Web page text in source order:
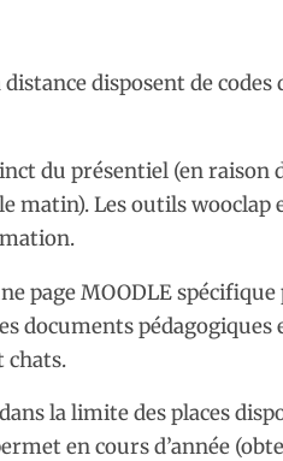
disposent de codes
du présentiel (en raison
matin). Les outils wooclap
page MOODLE
documents pédagogiques
chats.
la limite des places
en cours d’année